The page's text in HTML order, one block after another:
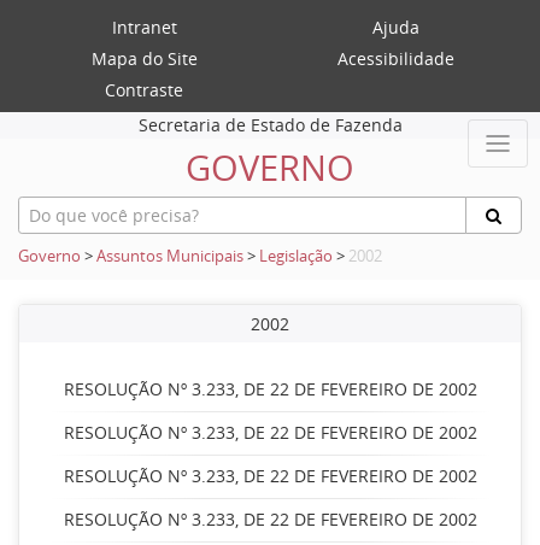
Intranet
Ajuda
Mapa do Site
Acessibilidade
Contraste
Secretaria de Estado de Fazenda
GOVERNO
Governo >Assuntos Municipais> Legislação > 2002
2002
RESOLUÇÃO Nº 3.233, DE 22 DE FEVEREIRO DE 2002
RESOLUÇÃO Nº 3.233, DE 22 DE FEVEREIRO DE 2002
RESOLUÇÃO Nº 3.233, DE 22 DE FEVEREIRO DE 2002
RESOLUÇÃO Nº 3.233, DE 22 DE FEVEREIRO DE 2002